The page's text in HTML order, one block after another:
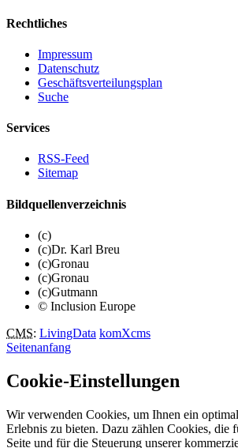
Rechtliches
Impressum
Datenschutz
Geschäftsverteilungsplan
Suche
Services
RSS-Feed
Sitemap
Bildquellenverzeichnis
(c)
(c)Dr. Karl Breu
(c)Gronau
(c)Gronau
(c)Gutmann
© Inclusion Europe
CMS: LivingData komXcms
Seitenanfang
Cookie-Einstellungen
Wir verwenden Cookies, um Ihnen ein
Erlebnis zu bieten. Dazu zählen Cookies, die
Seite und für die Steuerung unserer